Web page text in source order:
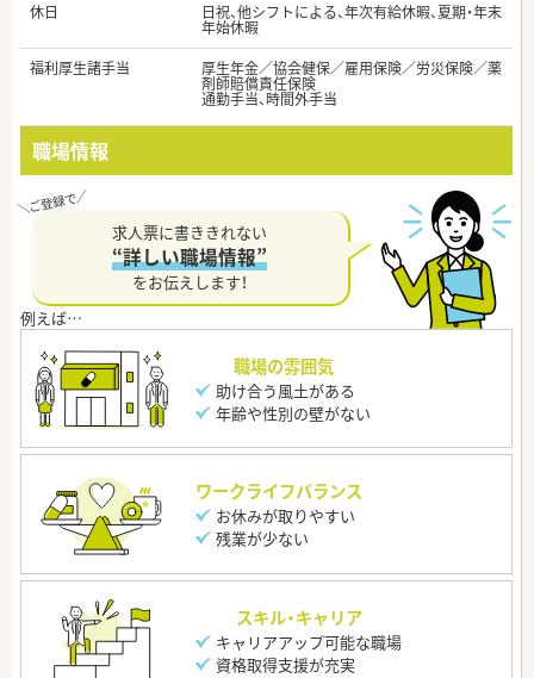
休日
日祝、他シフトによる、年次有給休暇、夏期・年末
年始休暇
福利厚生諸手当
厚生年金／協会健保／雇用保険／労災保険／薬
剤師賠償責任保険
通勤手当、時間外手当
職場情報
求人票に書ききれない
“詳しい職場情報”
をお伝えします！
職場の雰囲気
助け合う風土がある
年齢や性別の壁がない
ワークライフバランス
お休みが取りやすい
残業が少ない
スキル・キャリア
キャリアアップ可能な職場
資格取得支援が充実